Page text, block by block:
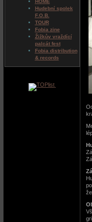
HOME
Hudební spolek
F.O.B.
TOUR
Fobia zine
Žižkův vraždící
palcát fest
Fobia distribution
& records